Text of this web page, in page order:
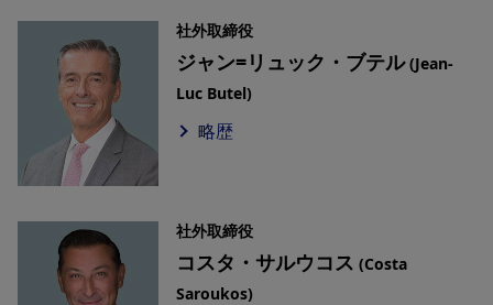
社外取締役
ジャン=リュック・ブテル(Jean-
Luc Butel)
略歴
社外取締役
コスタ・サルウコス (Costa
Saroukos)